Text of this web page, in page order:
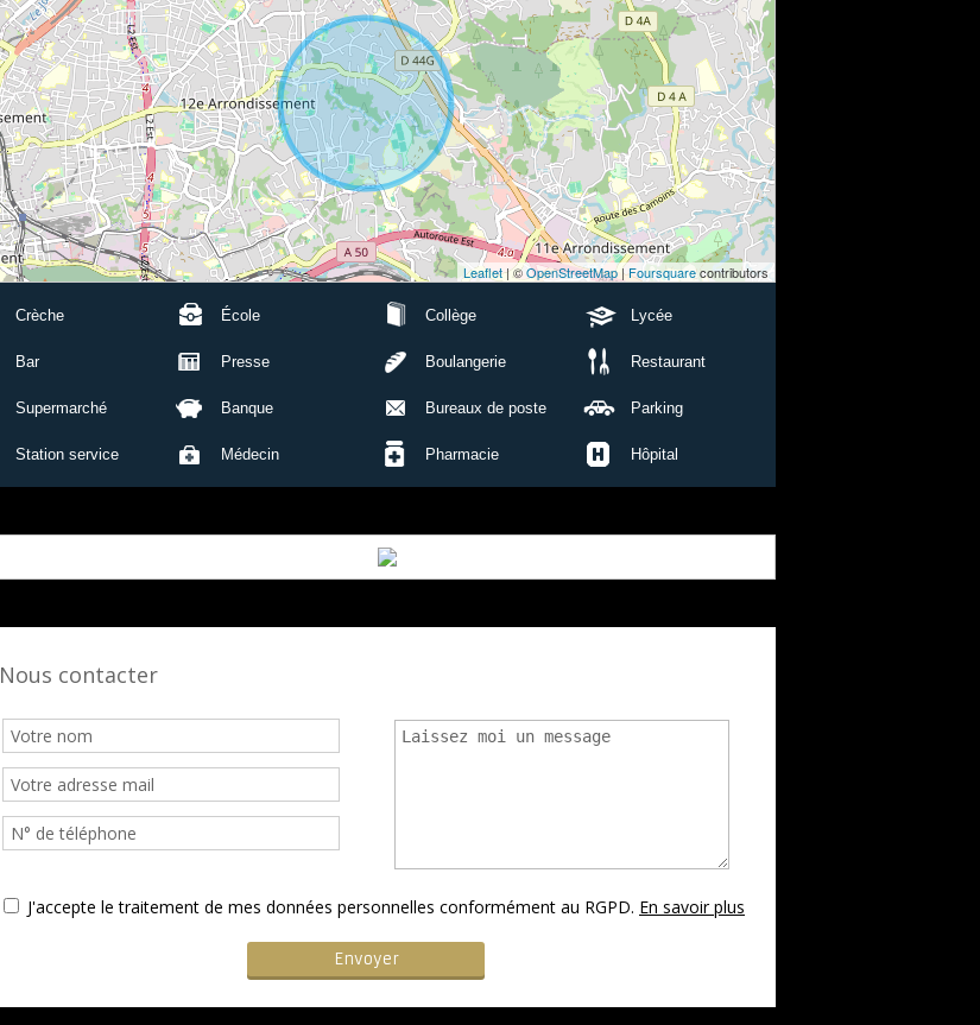
Leaflet| ©OpenStreetMap |Foursquarecontributors
Crèche École Collège Lycée
Bar Presse Boulangerie Restaurant
Supermarché Banque Bureaux de poste Parking
Station service Médecin Pharmacie Hôpital
Nous contacter
J'accepte le traitement de mes données personnelles conformément au RGPD. En savoir plus